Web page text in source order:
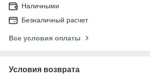
Наличными
Безналичный расчет
Все условия оплаты
Условия возврата